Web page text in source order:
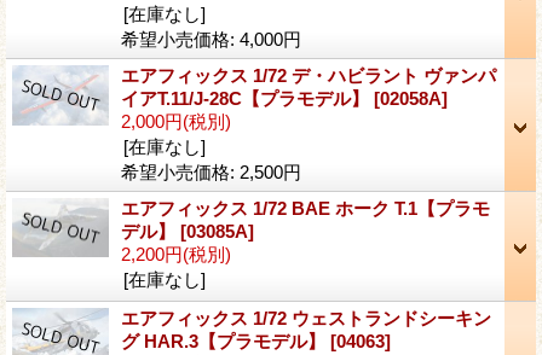
[在庫なし]
希望小売価格: 4,000円
エアフィックス 1/72 デ・ハビラント ヴァンパ
イアT.11/J-28C【プラモデル】 [02058A]
2,000円(税別)
[在庫なし]
希望小売価格: 2,500円
エアフィックス 1/72 BAE ホーク T.1【プラモ
デル】 [03085A]
2,200円(税別)
[在庫なし]
エアフィックス 1/72 ウェストランドシーキン
グ HAR.3【プラモデル】 [04063]